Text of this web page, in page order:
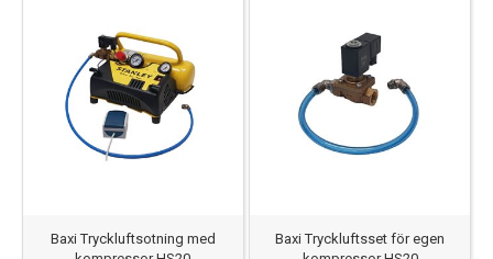
Baxi Tryckluftsotning med
Baxi Tryckluftsset för egen